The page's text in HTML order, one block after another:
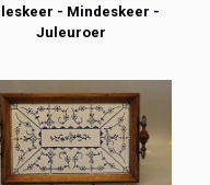
- Mindeskeer -
Juleuroer